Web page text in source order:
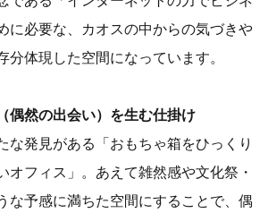
に必要な、カオスの中からの気づきや
分体現した空間になっています。
偶然の出会い）を生む仕掛け
な発見がある「おもちゃ箱をひっくり
オフィス」。あえて雑然感や文化祭・
な予感に満ちた空間にすることで、偶